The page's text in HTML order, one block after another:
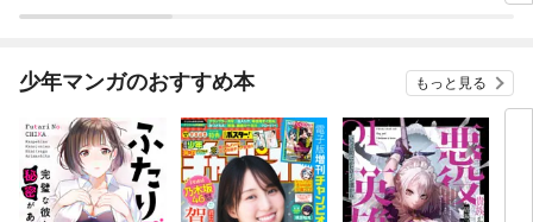
少年マンガのおすすめ本 もっと見る